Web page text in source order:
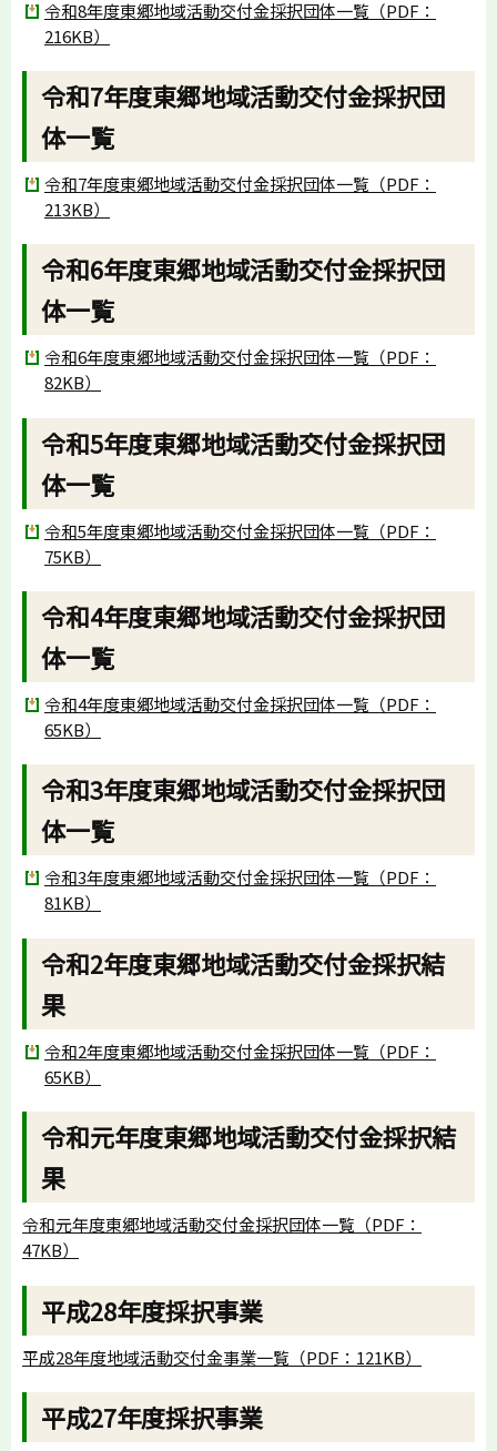
令和8年度東郷地域活動交付金採択団体一覧（PDF：
216KB）
令和7年度東郷地域活動交付金採択団
体一覧
令和7年度東郷地域活動交付金採択団体一覧（PDF：
213KB）
令和6年度東郷地域活動交付金採択団
体一覧
令和6年度東郷地域活動交付金採択団体一覧（PDF：
82KB）
令和5年度東郷地域活動交付金採択団
体一覧
令和5年度東郷地域活動交付金採択団体一覧（PDF：
75KB）
令和4年度東郷地域活動交付金採択団
体一覧
令和4年度東郷地域活動交付金採択団体一覧（PDF：
65KB）
令和3年度東郷地域活動交付金採択団
体一覧
令和3年度東郷地域活動交付金採択団体一覧（PDF：
81KB）
令和2年度東郷地域活動交付金採択結
果
令和2年度東郷地域活動交付金採択団体一覧（PDF：
65KB）
令和元年度東郷地域活動交付金採択結
果
令和元年度東郷地域活動交付金採択団体一覧（PDF：
47KB）
平成28年度採択事業
平成28年度地域活動交付金事業一覧（PDF：121KB）
平成27年度採択事業